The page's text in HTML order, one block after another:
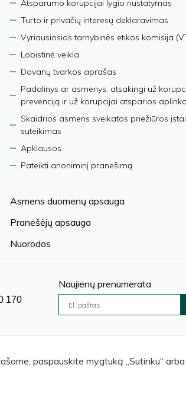
Atsparumo korupcijai lygio nustatymas
Turto ir privačių interesų deklaravimas
Vyriausiosios tarnybinės etikos komisija
Lobistinė veikla
Dovanų tvarkos aprašas
Padalinys ar asmenys, atsakingi už
prevenciją ir už korupcijai atsparios
Skaidrios asmens sveikatos priežiūros
suteikimas
Apklausos
Pateikti anoniminį pranešimą
Asmens duomenų apsauga
Pranešėjų apsauga
Nuorodos
170
Naujienų prenumerata
paspauskite mygtuką „Sutinku“